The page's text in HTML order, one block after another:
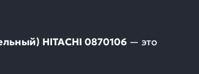
HITACHI 0870106 — это